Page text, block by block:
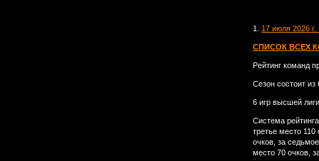
1. 17 июля 2026
СПИСОК ВСЕХ
Рейтинг команд
Сезон состоит из
6 игр высшей
Система
третье место 110
очков, за
место 70 очков,